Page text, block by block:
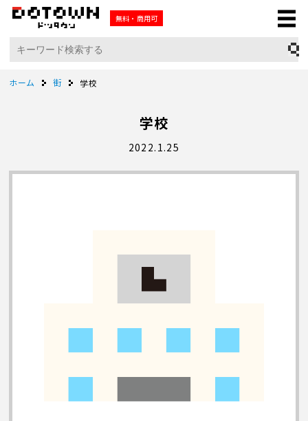
無料・商用可
ホーム 街 学校
学校
2022.1.25